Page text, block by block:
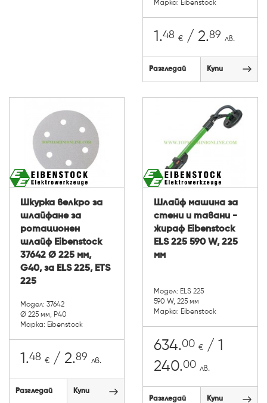
Марка: Eibenstock
1.48 € / 2.89 лв.
Разгледай Купи
Шкурка велкро за
шлайфане за
ротационен
шлайф Eibenstock
37642 Ø 225 мм,
G40, за ELS 225, ETS
225
Модел: 37642
Ø 225 мм, P40
Марка: Eibenstock
1.48 € / 2.89 лв.
Разгледай Купи
Шлайф машина за
стени и тавани -
жираф Eibenstock
ELS 225 590 W, 225
мм
Модел: ELS 225
590 W, 225 мм
Марка: Eibenstock
634.00 € / 1
240.00 лв.
Разгледай Купи